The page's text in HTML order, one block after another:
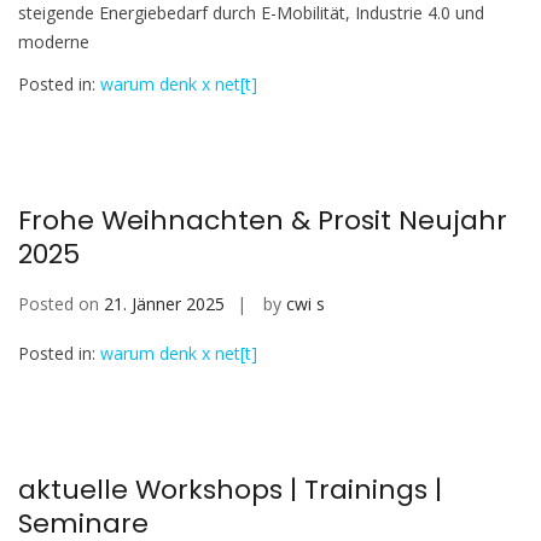
steigende Energiebedarf durch E-Mobilität, Industrie 4.0 und
moderne
Posted in: warum denk x net[t]
Frohe Weihnachten & Prosit Neujahr
2025
Posted on 21. Jänner 2025 by cwi s
Posted in: warum denk x net[t]
aktuelle Workshops | Trainings |
Seminare